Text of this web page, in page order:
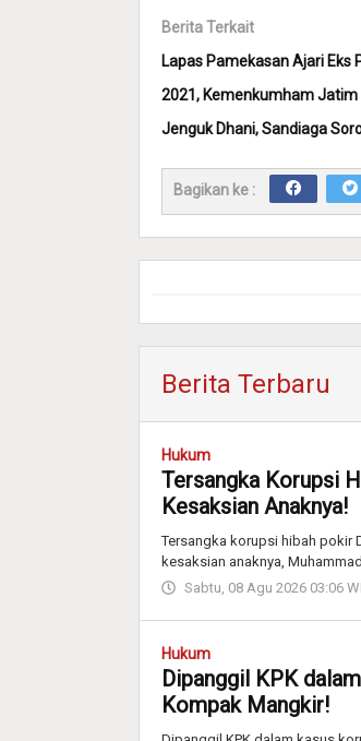
Berita Terkait
Lapas Pamekasan Ajari Eks
2021, Kemenkumham Jatim
Jenguk Dhani, Sandiaga
Bagikan ke :
Berita Terbaru
Hukum
Tersangka Korupsi
Kesaksian Anaknya!
Tersangka korupsi hibah pokir
kesaksian anaknya,
Sabtu, 08 Agu 2026 03:06
Hukum
Dipanggil KPK
Kompak Mangkir!